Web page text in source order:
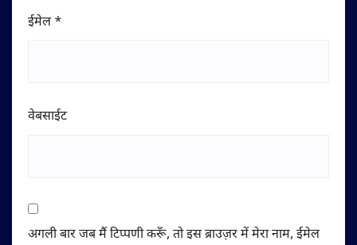
ईमेल *
वेबसाईट
अगली बार जब मैं टिप्पणी करूँ, तो इस ब्राउज़र में मेरा नाम, ईमेल